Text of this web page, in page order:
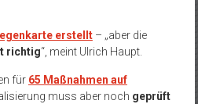
erstellt– „aber die
richtig“, meint Ulrich Haupt.
für 65 Maßnahmen auf
muss aber noch geprüft